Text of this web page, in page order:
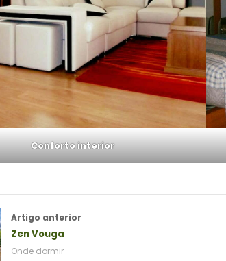
Conforto interior
Artigo anterior
Zen Vouga
Onde dormir